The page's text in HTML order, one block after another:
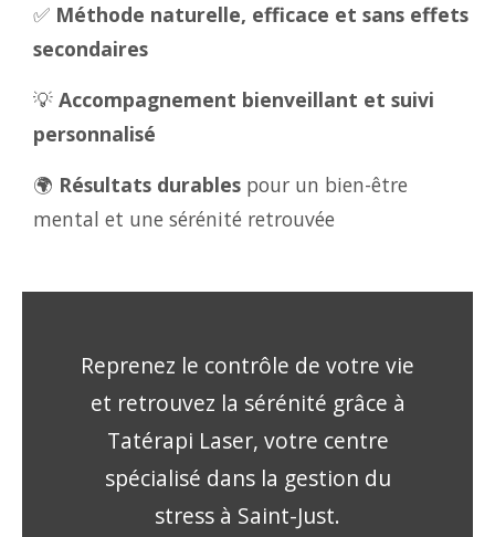
✅ Méthode naturelle, efficace et sans effets
secondaires
💡 Accompagnement bienveillant et suivi
personnalisé
🌍 Résultats durables pour un bien-être
mental et une sérénité retrouvée
Reprenez le contrôle de votre vie
et retrouvez la sérénité grâce à
Tatérapi Laser, votre centre
spécialisé dans la gestion du
stress à Saint-Just.